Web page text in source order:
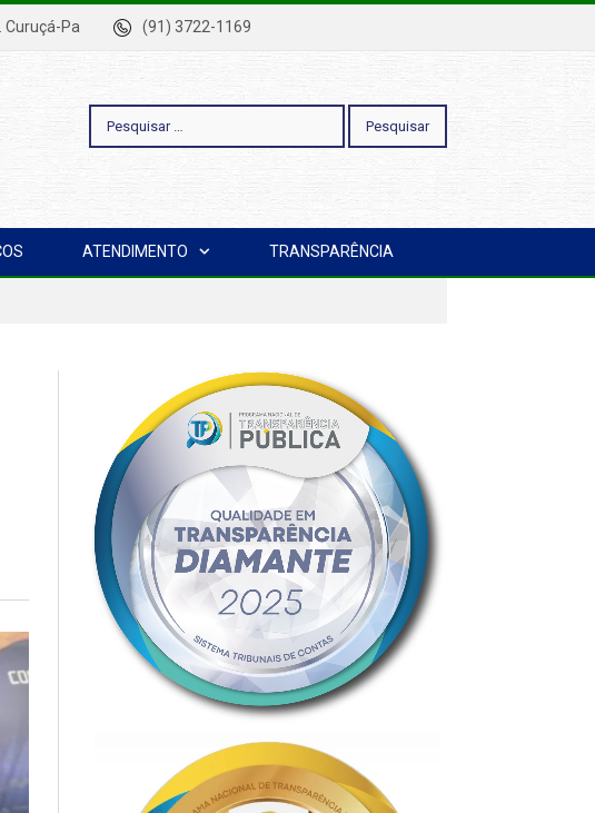
Curuçá-Pa (91) 3722-1169
Pesquisar
por:
ATENDIMENTO TRANSPARÊNCIA